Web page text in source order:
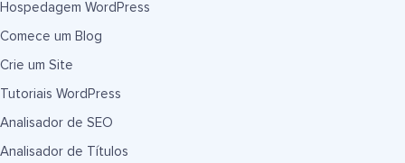
Hospedagem WordPress
Comece um Blog
Crie um Site
Tutoriais WordPress
Analisador de SEO
Analisador de Títulos